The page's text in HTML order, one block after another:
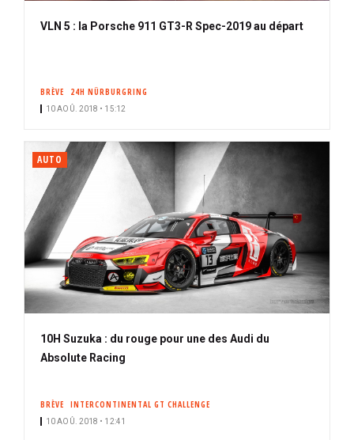
VLN 5 : la Porsche 911 GT3-R Spec-2019 au départ
BRÈVE 24H NÜRBURGRING
10 AOÛ. 2018 • 15:12
AUTO
10H Suzuka : du rouge pour une des Audi du
Absolute Racing
BRÈVE INTERCONTINENTAL GT CHALLENGE
10 AOÛ. 2018 • 12:41